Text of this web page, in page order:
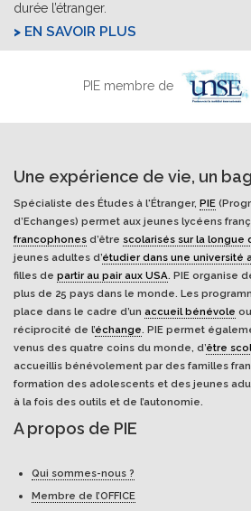
durée l’étranger.
EN SAVOIR PLUS
PIE membre de
Une expérience de vie, un
Spécialiste des Études à l'Étranger, PIE
d’Echanges) permet aux jeunes lycéens
francophones d’être scolarisés sur la longue
jeunes adultes d’étudier dans une université
filles de partir au pair aux USA. PIE organise
plus de 25 pays dans le monde. Les
place dans le cadre d’un accueil bénévole
réciprocité de l’échange. PIE permet
venus des quatre coins du monde, d’être
accueillis bénévolement par des familles
formation des adolescents et des jeunes
à la fois des outils et de l’autonomie.
A propos de PIE
Qui sommes-nous ?
Membre de l’OFFICE